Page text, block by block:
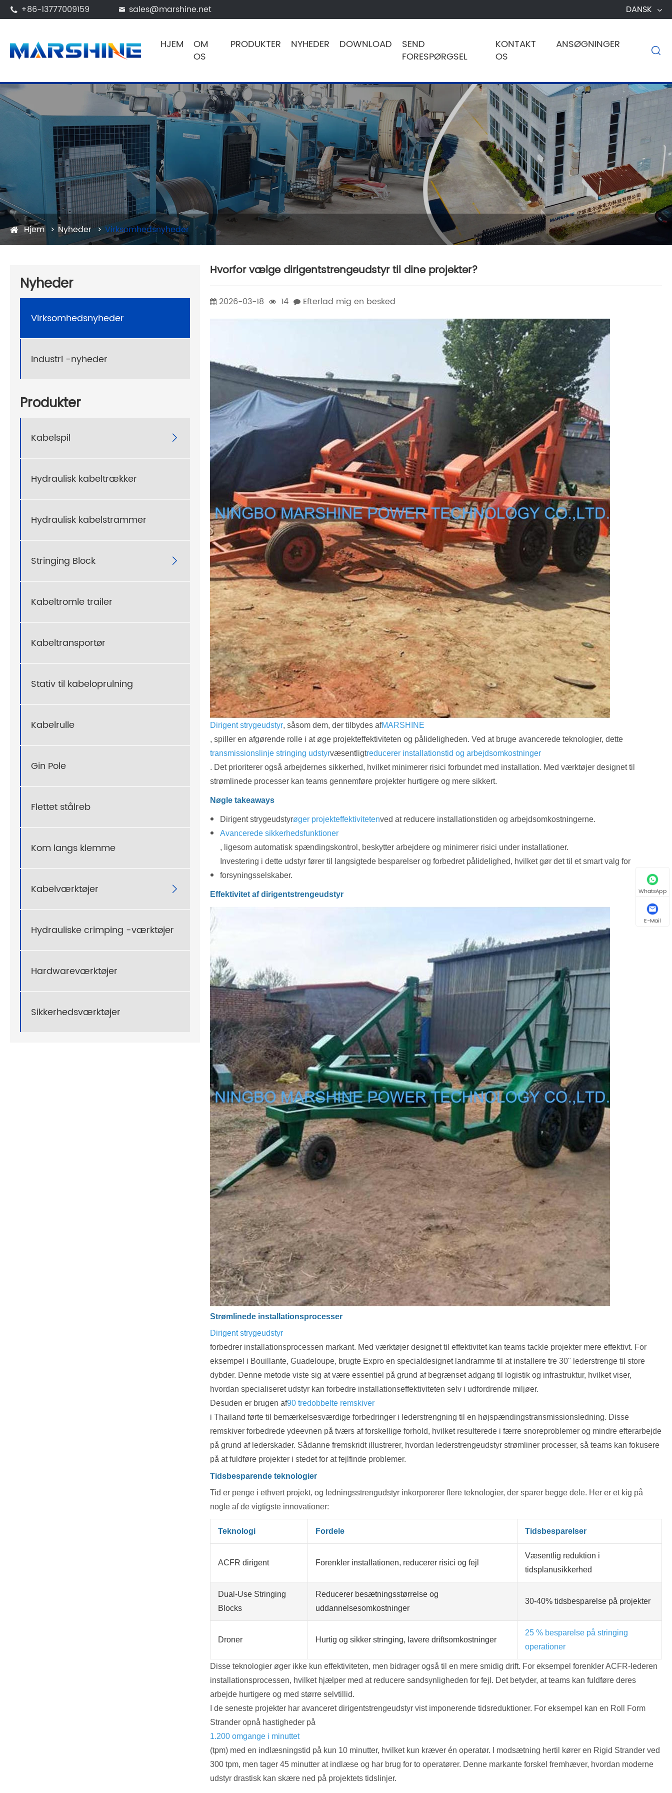
 +86-13777009159  sales@marshine.net DANSK
HJEM
OM
OS
PRODUKTER NYHEDER DOWNLOAD
SEND
FORESPØRGSEL
KONTAKT
OS
ANSØGNINGER 
Hjem Nyheder Virksomhedsnyheder
Nyheder
Virksomhedsnyheder
Industri -nyheder
Produkter
Kabelspil 
Hydraulisk kabeltrækker
Hydraulisk kabelstrammer
Stringing Block 
Kabeltromle trailer
Kabeltransportør
Stativ til kabeloprulning
Kabelrulle
Gin Pole
Flettet stålreb
Kom langs klemme
Kabelværktøjer 
Hydrauliske crimping -værktøjer
Hardwareværktøjer
Sikkerhedsværktøjer
Hvorfor vælge dirigentstrengeudstyr til dine projekter?
2026-03-18 14 Efterlad mig en besked
Dirigent strygeudstyr, såsom dem, der tilbydes afMARSHINE
, spiller en afgørende rolle i at øge projekteffektiviteten og pålideligheden. Ved at bruge avancerede teknologier, dette
transmissionslinje stringing udstyrvæsentligtreducerer installationstid og arbejdsomkostninger
. Det prioriterer også arbejdernes sikkerhed, hvilket minimerer risici forbundet med installation. Med værktøjer designet til
strømlinede processer kan teams gennemføre projekter hurtigere og mere sikkert.
Nøgle takeaways
Dirigent strygeudstyrøger projekteffektivitetenved at reducere installationstiden og arbejdsomkostningerne.
Avancerede sikkerhedsfunktioner
, ligesom automatisk spændingskontrol, beskytter arbejdere og minimerer risici under installationer.
Investering i dette udstyr fører til langsigtede besparelser og forbedret pålidelighed, hvilket gør det til et smart valg for
forsyningsselskaber.
Effektivitet af dirigentstrengeudstyr
Strømlinede installationsprocesser
Dirigent strygeudstyr
forbedrer installationsprocessen markant. Med værktøjer designet til effektivitet kan teams tackle projekter mere effektivt. For
eksempel i Bouillante, Guadeloupe, brugte Expro en specialdesignet landramme til at installere tre 30" lederstrenge til store
dybder. Denne metode viste sig at være essentiel på grund af begrænset adgang til logistik og infrastruktur, hvilket viser,
hvordan specialiseret udstyr kan forbedre installationseffektiviteten selv i udfordrende miljøer.
Desuden er brugen af90 tredobbelte remskiver
i Thailand førte til bemærkelsesværdige forbedringer i lederstrengning til en højspændingstransmissionsledning. Disse
remskiver forbedrede ydeevnen på tværs af forskellige forhold, hvilket resulterede i færre snoreproblemer og mindre efterarbejde
på grund af lederskader. Sådanne fremskridt illustrerer, hvordan lederstrengeudstyr strømliner processer, så teams kan fokusere
på at fuldføre projekter i stedet for at fejlfinde problemer.
Tidsbesparende teknologier
Tid er penge i ethvert projekt, og ledningsstrengudstyr inkorporerer flere teknologier, der sparer begge dele. Her er et kig på
nogle af de vigtigste innovationer:
Teknologi Fordele Tidsbesparelser
ACFR dirigent Forenkler installationen, reducerer risici og fejl
Væsentlig reduktion i
tidsplanusikkerhed
Dual-Use Stringing
Blocks
Reducerer besætningsstørrelse og
uddannelsesomkostninger
30-40% tidsbesparelse på projekter
Droner Hurtig og sikker stringing, lavere driftsomkostninger
25 % besparelse på stringing
operationer
Disse teknologier øger ikke kun effektiviteten, men bidrager også til en mere smidig drift. For eksempel forenkler ACFR-lederen
installationsprocessen, hvilket hjælper med at reducere sandsynligheden for fejl. Det betyder, at teams kan fuldføre deres
arbejde hurtigere og med større selvtillid.
I de seneste projekter har avanceret dirigentstrengeudstyr vist imponerende tidsreduktioner. For eksempel kan en Roll Form
Strander opnå hastigheder på
1.200 omgange i minuttet
(tpm) med en indlæsningstid på kun 10 minutter, hvilket kun kræver én operatør. I modsætning hertil kører en Rigid Strander ved
300 tpm, men tager 45 minutter at indlæse og har brug for to operatører. Denne markante forskel fremhæver, hvordan moderne
udstyr drastisk kan skære ned på projektets tidslinjer.
WhatsApp
E-Mail